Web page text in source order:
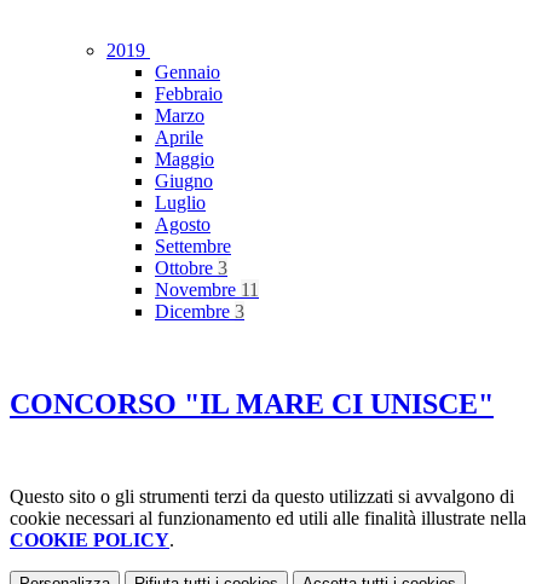
2019
Gennaio
Febbraio
Marzo
Aprile
Maggio
Giugno
Luglio
Agosto
Settembre
Ottobre 3
Novembre 11
Dicembre 3
CONCORSO "IL MARE CI UNISCE"
Questo sito o gli strumenti terzi da questo utilizzati si avvalgono di
cookie necessari al funzionamento ed utili alle finalità illustrate nella
COOKIE POLICY.